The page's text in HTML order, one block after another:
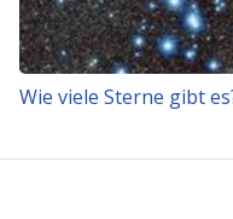
Wie viele Sterne gibt